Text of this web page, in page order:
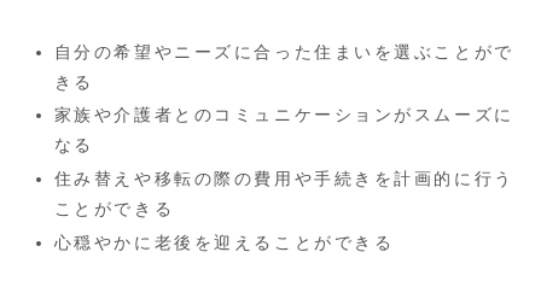
自分の希望やニーズに合った住まいを選ぶことがで
きる
家族や介護者とのコミュニケーションがスムーズに
なる
住み替えや移転の際の費用や手続きを計画的に行う
ことができる
心穏やかに老後を迎えることができる